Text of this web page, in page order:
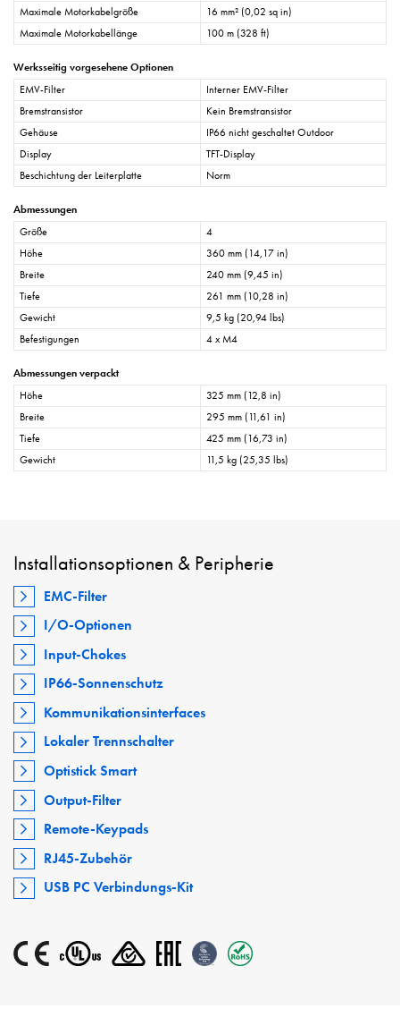
Maximale Motorkabelgröße
16 mm² (0,02 sq in)
Maximale Motorkabellänge
100 m (328 ft)
Werksseitig vorgesehene Optionen
EMV-Filter
Interner EMV-Filter
Bremstransistor
Kein Bremstransistor
Gehäuse
IP66 nicht geschaltet Outdoor
Display
TFT-Display
Beschichtung der Leiterplatte
Norm
Abmessungen
Größe
4
Höhe
360 mm (14,17 in)
Breite
240 mm (9,45 in)
Tiefe
261 mm (10,28 in)
Gewicht
9,5 kg (20,94 lbs)
Befestigungen
4 x M4
Abmessungen verpackt
Höhe
325 mm (12,8 in)
Breite
295 mm (11,61 in)
Tiefe
425 mm (16,73 in)
Gewicht
11,5 kg (25,35 lbs)
Installationsoptionen & Peripherie
EMC-Filter
I/O-Optionen
Input-Chokes
IP66-Sonnenschutz
Kommunikationsinterfaces
Lokaler Trennschalter
Optistick Smart
Output-Filter
Remote-Keypads
RJ45-Zubehör
USB PC Verbindungs-Kit